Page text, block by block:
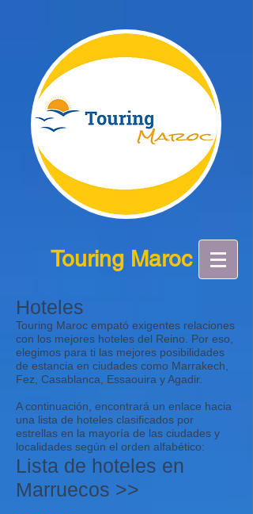
Touring Maroc
Hoteles
Touring Maroc empató exigentes relaciones
con los mejores hoteles del Reino. Por eso,
elegimos para ti las mejores posibilidades
de estancia en ciudades como Marrakech,
Fez, Casablanca, Essaouira y Agadir.
A continuación, encontrará un enlace hacia
una lista de hoteles clasificados por
estrellas en la mayoría de las ciudades y
localidades según el orden alfabético:
Lista de hoteles en
Marruecos >>